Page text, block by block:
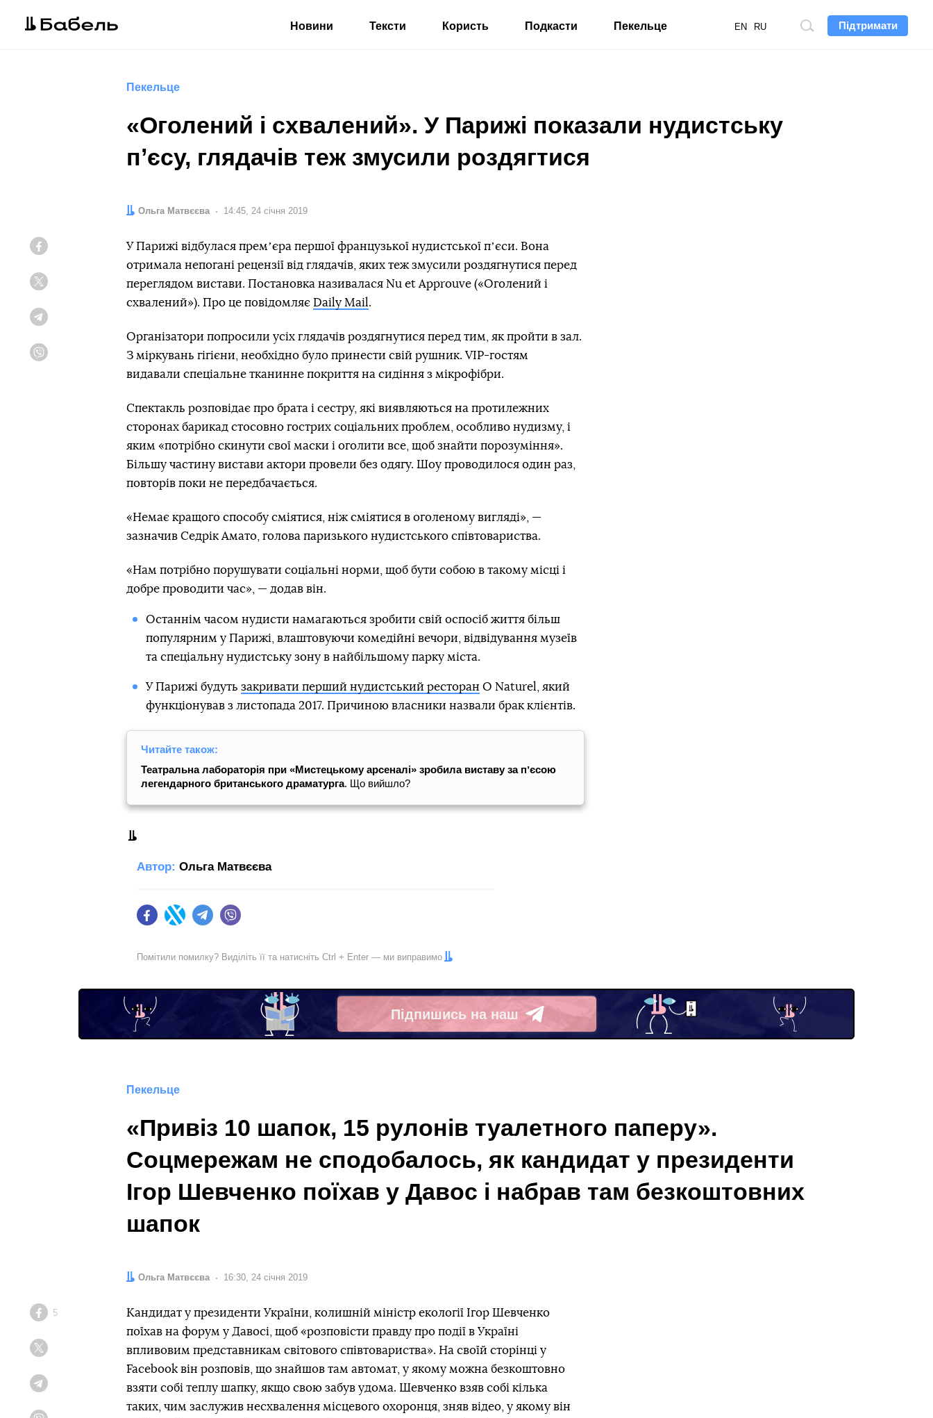
Підтримати
Пошук
EN RU
Новини Тексти Користь Подкасти Пекельце
Пекельце
«Оголений і схвалений». У Парижі показали нудистську
пʼєсу, глядачів теж змусили роздягтися
Автор:
Ольга Матвєєва Дата:
14:45, 24 січня 2019
У Парижі відбулася премʼєра першої французької нудистської пʼєси. Вона
отримала непогані рецензії від глядачів, яких теж змусили роздягнутися перед
переглядом вистави. Постановка називалася Nu et Approuve («Оголений і
схвалений»). Про це повідомляє Daily Mail .
Організатори попросили усіх глядачів роздягнутися перед тим, як пройти в зал.
З міркувань гігієни, необхідно було принести свій рушник. VIP-гостям
видавали спеціальне тканинне покриття на сидіння з мікрофібри.
Спектакль розповідає про брата і сестру, які виявляються на протилежних
сторонах барикад стосовно гострих соціальних проблем, особливо нудизму, і
яким «потрібно скинути свої маски і оголити все, щоб знайти порозуміння».
Більшу частину вистави актори провели без одягу. Шоу проводилося один раз,
повторів поки не передбачається.
«Немає кращого способу сміятися, ніж сміятися в оголеному вигляді», —
зазначив Седрік Амато, голова паризького нудистського співтовариства.
«Нам потрібно порушувати соціальні норми, щоб бути собою в такому місці і
добре проводити час», — додав він.
Останнім часом нудисти намагаються зробити свій оспосіб життя більш
популярним у Парижі, влаштовуючи комедійні вечори, відвідування музеїв
та спеціальну нудистську зону в найбільшому парку міста.
У Парижі будуть закривати перший нудистський ресторан O Naturel, який
функціонував з листопада 2017. Причиною власники назвали брак клієнтів.
Читайте також:
Театральна лабораторія при «Мистецькому арсеналі» зробила виставу за пʼєсою
легендарного британського драматурга. Що вийшло?
Автор: Ольга Матвєєва
FacebookTwitter Telegram
Помітили помилку? Виділіть її та натисніть Ctrl + Enter — ми виправимо
Підпишись на наш
Telegram
Пекельце
«Привіз 10 шапок, 15 рулонів туалетного паперу».
Соцмережам не сподобалось, як кандидат у президенти
Ігор Шевченко поїхав у Давос і набрав там безкоштовних
шапок
Автор:
Ольга Матвєєва Дата:
16:30, 24 січня 2019
Facebook
5
Кандидат у президенти України, колишній міністр екології Ігор Шевченко
поїхав на форум у Давосі, щоб «розповісти правду про події в Україні
впливовим представникам світового співтовариства». На своїй сторінці у
Facebook він розповів, що знайшов там автомат, у якому можна безкоштовно
взяти собі теплу шапку, якщо свою забув удома. Шевченко взяв собі кілька
таких, чим заслужив несхвалення місцевого охоронця, зняв відео, у якому він